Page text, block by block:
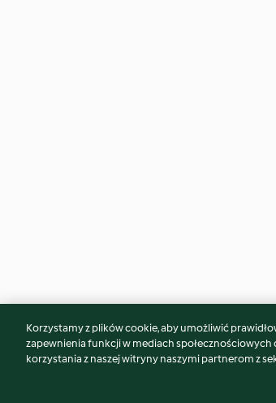
Może spodoba Ci się
Korzystamy z plików cookie, aby umożliwić
zapewnienia funkcji w mediach
korzystania z naszej witryny naszymi partnerom z